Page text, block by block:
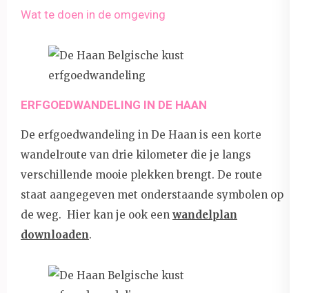
Wat te doen in de omgeving
ERFGOEDWANDELING IN DE HAAN
De erfgoedwandeling in De Haan is een korte
wandelroute van drie kilometer die je langs
verschillende mooie plekken brengt. De route
staat aangegeven met onderstaande symbolen op
de weg. Hier kan je ook een wandelplan
downloaden.